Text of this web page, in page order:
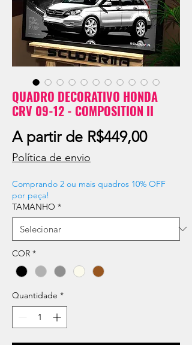
QUADRO DECORATIVO HONDA
CRV 09-12 - COMPOSITION II
A partir de R$449,00Preço
Política de envio
Comprando 2 ou mais quadros 10% OFF
por peça!
TAMANHO *
COR *
Quantidade *